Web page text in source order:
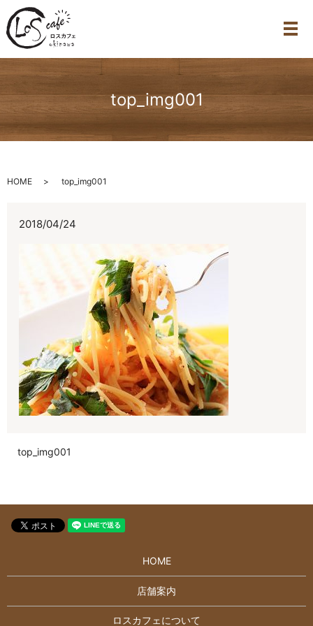
メ
top_img001
HOME top_img001
2018/04/24
top_img001
HOME
店舗案内
ロスカフェについて